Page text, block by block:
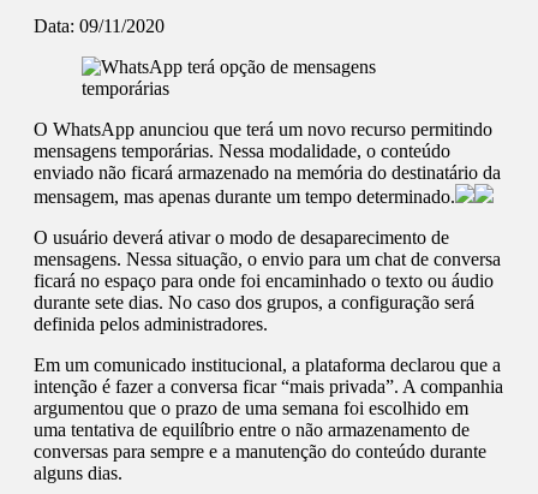
Data: 09/11/2020
O WhatsApp anunciou que terá um novo recurso permitindo
mensagens temporárias. Nessa modalidade, o conteúdo
enviado não ficará armazenado na memória do destinatário da
mensagem, mas apenas durante um tempo determinado.
O usuário deverá ativar o modo de desaparecimento de
mensagens. Nessa situação, o envio para um chat de conversa
ficará no espaço para onde foi encaminhado o texto ou áudio
durante sete dias. No caso dos grupos, a configuração será
definida pelos administradores.
Em um comunicado institucional, a plataforma declarou que a
intenção é fazer a conversa ficar “mais privada”. A companhia
argumentou que o prazo de uma semana foi escolhido em
uma tentativa de equilíbrio entre o não armazenamento de
conversas para sempre e a manutenção do conteúdo durante
alguns dias.